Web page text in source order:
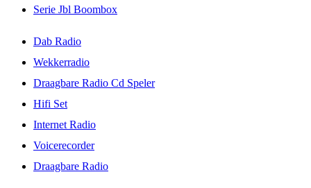
Serie Jbl Boombox
Dab Radio
Wekkerradio
Draagbare Radio Cd Speler
Hifi Set
Internet Radio
Voicerecorder
Draagbare Radio